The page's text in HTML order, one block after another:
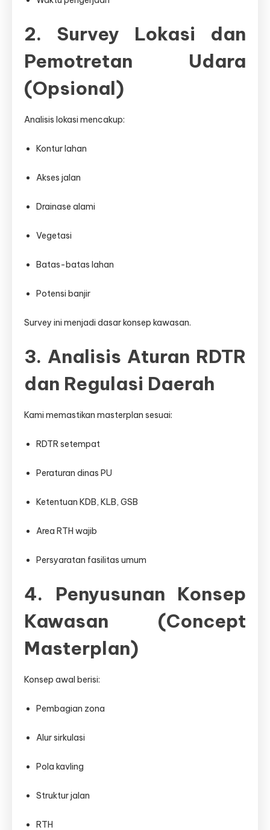
2. Survey Lokasi dan
Pemotretan Udara
(Opsional)
Analisis lokasi mencakup:
Kontur lahan
Akses jalan
Drainase alami
Vegetasi
Batas-batas lahan
Potensi banjir
Survey ini menjadi dasar konsep kawasan.
3. Analisis Aturan RDTR
dan Regulasi Daerah
Kami memastikan masterplan sesuai:
RDTR setempat
Peraturan dinas PU
Ketentuan KDB, KLB, GSB
Area RTH wajib
Persyaratan fasilitas umum
4. Penyusunan Konsep
Kawasan (Concept
Masterplan)
Konsep awal berisi:
Pembagian zona
Alur sirkulasi
Pola kavling
Struktur jalan
RTH